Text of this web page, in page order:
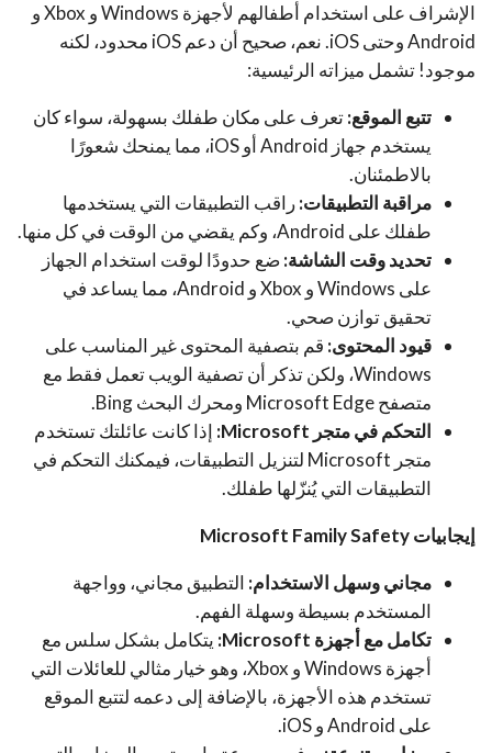
الإشراف على استخدام أطفالهم لأجهزة Windows و Xbox و
Android وحتى iOS. نعم، صحيح أن دعم iOS محدود، لكنه
موجود! تشمل ميزاته الرئيسية:
تتبع الموقع:تعرف على مكان طفلك بسهولة، سواء كان
يستخدم جهاز Android أو iOS، مما يمنحك شعورًا
بالاطمئنان.
مراقبة التطبيقات:راقب التطبيقات التي يستخدمها
طفلك على Android، وكم يقضي من الوقت في كل منها.
تحديد وقت الشاشة:ضع حدودًا لوقت استخدام الجهاز
على Windows و Xbox و Android، مما يساعد في
تحقيق توازن صحي.
قيود المحتوى: قم بتصفية المحتوى غير المناسب على
Windows، ولكن تذكر أن تصفية الويب تعمل فقط مع
متصفح Microsoft Edge ومحرك البحث Bing.
التحكم في متجر Microsoft:
إذا كانت عائلتك تستخدم
متجر Microsoft لتنزيل التطبيقات، فيمكنك التحكم في
التطبيقات التي يُنزّلها طفلك.
إيجابيات Microsoft Family Safety
مجاني وسهل الاستخدام: التطبيق مجاني، وواجهة
المستخدم بسيطة وسهلة الفهم.
تكامل مع أجهزة Microsoft:
يتكامل بشكل سلس مع
أجهزة Windows و Xbox، وهو خيار مثالي للعائلات التي
تستخدم هذه الأجهزة، بالإضافة إلى دعمه لتتبع الموقع
على Android و iOS.